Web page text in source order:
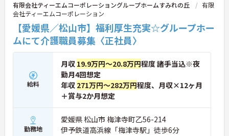
有限会社ティーエムコーポレーショングループホームすみれの丘
有限
会社ティーエムコーポレーション
【愛媛県／松山市】福利厚生充実☆グループホー
ムにて介護職員募集〈正社員〉
給料
月収 19.9万円～20.8万円程度 諸手当込※夜
勤月4回想定
年収 271万円～282万円程度、月収×12ヶ月
＋賞与2か月想定
勤務地
愛媛県 松山市 梅津寺町乙56-214
伊予鉄道高浜線「梅津寺駅」徒歩6分